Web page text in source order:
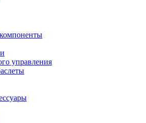
управления